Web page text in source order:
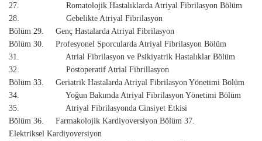
27. Romatolojik Hastalıklarda Atriyal Fibrilasyon Bölüm
28. Gebelikte Atriyal Fibrilasyon
Bölüm 29. Genç Hastalarda Atriyal Fibrilasyon
Bölüm 30. Profesyonel Sporcularda Atriyal Fibrilasyon Bölüm
31. Atrial Fibrilasyon ve Psikiyatrik Hastalıklar Bölüm
32. Postoperatif Atrial Fibrillasyon
Bölüm 33. Geriatrik Hastalarda Atriyal Fibrilasyon Yönetimi Bölüm
34. Yoğun Bakımda Atriyal Fibrilasyon Yönetimi Bölüm
35. Atriyal Fibrilasyonda Cinsiyet Etkisi
Bölüm 36. Farmakolojik Kardiyoversiyon Bölüm 37.
Elektriksel Kardiyoversiyon